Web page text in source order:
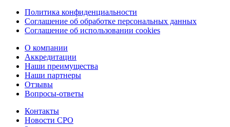
Политика конфиденциальности
Соглашение об обработке персональных данных
Соглашение об использовании cookies
О компании
Аккредитации
Наши преимущества
Наши партнеры
Отзывы
Вопросы-ответы
Контакты
Новости СРО